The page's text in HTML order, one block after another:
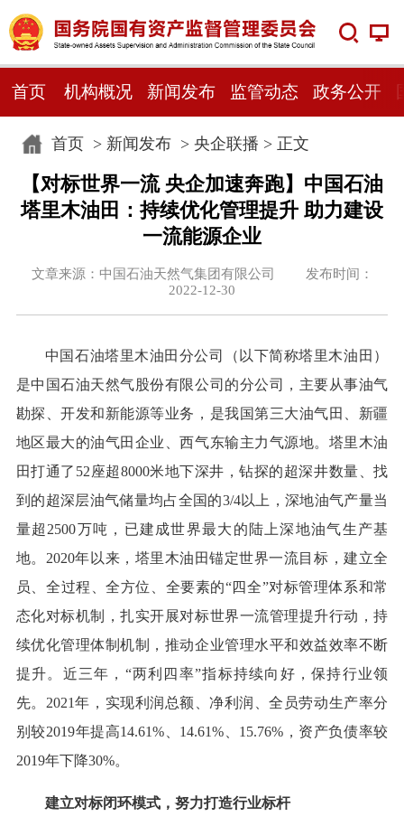
首页 机构概况 新闻发布 监管动态 政务公开
首页> 新闻发布> 央企联播 > 正文
【对标世界一流 央企加速奔跑】中国石油
塔里木油田：持续优化管理提升 助力建设
一流能源企业
文章来源：中国石油天然气集团有限公司 发布时间：
2022-12-30
中国石油塔里木油田分公司（以下简称塔里木油田）
是中国石油天然气股份有限公司的分公司，主要从事油气
勘探、开发和新能源等业务，是我国第三大油气田、新疆
地区最大的油气田企业、西气东输主力气源地。塔里木油
田打通了52座超8000米地下深井，钻探的超深井数量、找
到的超深层油气储量均占全国的3/4以上，深地油气产量当
量超2500万吨，已建成世界最大的陆上深地油气生产基
地。2020年以来，塔里木油田锚定世界一流目标，建立全
员、全过程、全方位、全要素的“四全”对标管理体系和常
态化对标机制，扎实开展对标世界一流管理提升行动，持
续优化管理体制机制，推动企业管理水平和效益效率不断
提升。近三年，“两利四率”指标持续向好，保持行业领
先。2021年，实现利润总额、净利润、全员劳动生产率分
别较2019年提高14.61%、14.61%、15.76%，资产负债率较
2019年下降30%。
建立对标闭环模式，努力打造行业标杆